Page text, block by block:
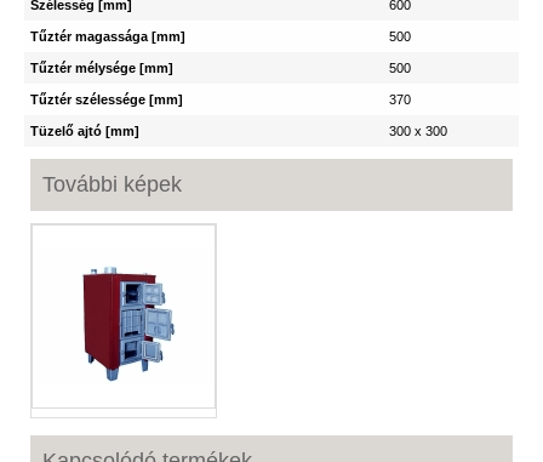
Szélesség [mm] 600
Tűztér magassága [mm] 500
Tűztér mélysége [mm] 500
Tűztér szélessége [mm] 370
Tüzelő ajtó [mm] 300 x 300
További képek